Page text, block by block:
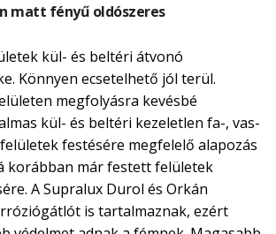
matt fényű oldószeres
kül- és beltéri átvonó
Könnyen ecsetelhető jól terül.
megfolyásra kevésbé
kül- és beltéri kezeletlen fa-, vas-
festésére megfelelő alapozás
korábban már festett felületek
A Supralux Durol és Orkán
is tartalmaznak, ezért